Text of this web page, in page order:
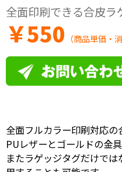
全面印刷できる合皮ラ
￥550 （商品単価・
全面フルカラー印刷対応の
PUレザーとゴールドの金
またラゲッジタグだけで